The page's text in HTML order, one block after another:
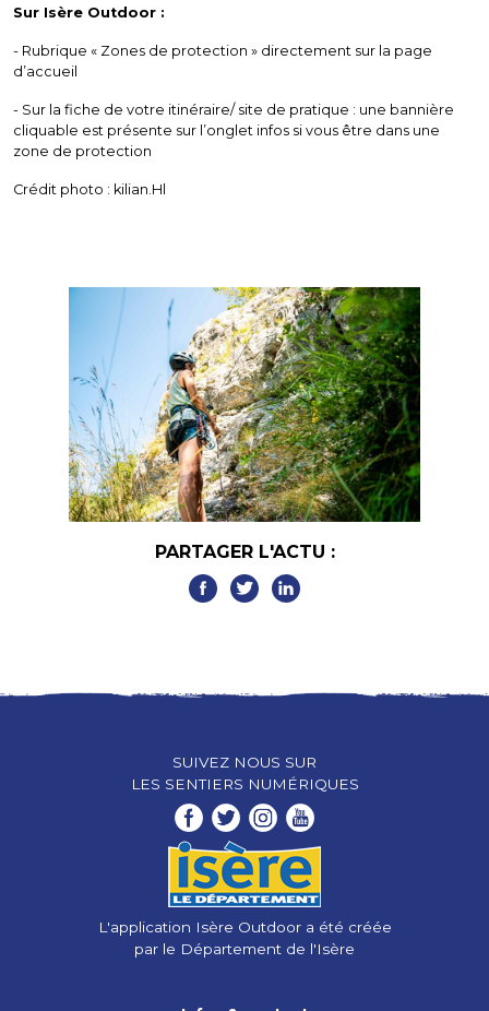
Sur Isère Outdoor :
- Rubrique « Zones de protection » directement sur la page
d’accueil
- Sur la fiche de votre itinéraire/ site de pratique : une bannière
cliquable est présente sur l’onglet infos si vous être dans une
zone de protection
Crédit photo : kilian.Hl
PARTAGER L'ACTU :
SUIVEZ NOUS SUR
LES SENTIERS NUMÉRIQUES
L'application Isère Outdoor a été créée
par le Département de l'Isère